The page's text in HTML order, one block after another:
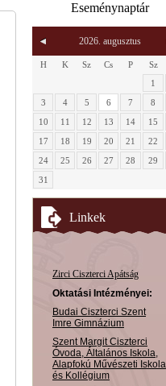
Eseménynaptár
2026. augusztus
H K Sz Cs P Sz
1
3
4 5 6 7 8
10
11 12 13 14 15
17
18 19 20 21 22
24
25 26 27 28 29
31
Linkek
Zirci Ciszterci Apátság
Oktatási Intézményei:
Budai Ciszterci Szent
Imre Gimnázium
Szent Margit Ciszterci
Óvoda, Általános Iskola,
Alapfokú Művészeti Iskola
és Kollégium